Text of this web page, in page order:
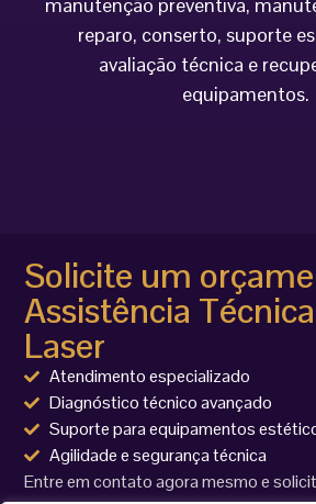
reparo, conserto, suporte
avaliação técnica e
equipamentos.
Solicite um
Assistência
Laser
Atendimento especializado
Diagnóstico técnico avançado
Suporte para equipamentos
Agilidade e segurança técnica
Entre em contato agora mesmo e